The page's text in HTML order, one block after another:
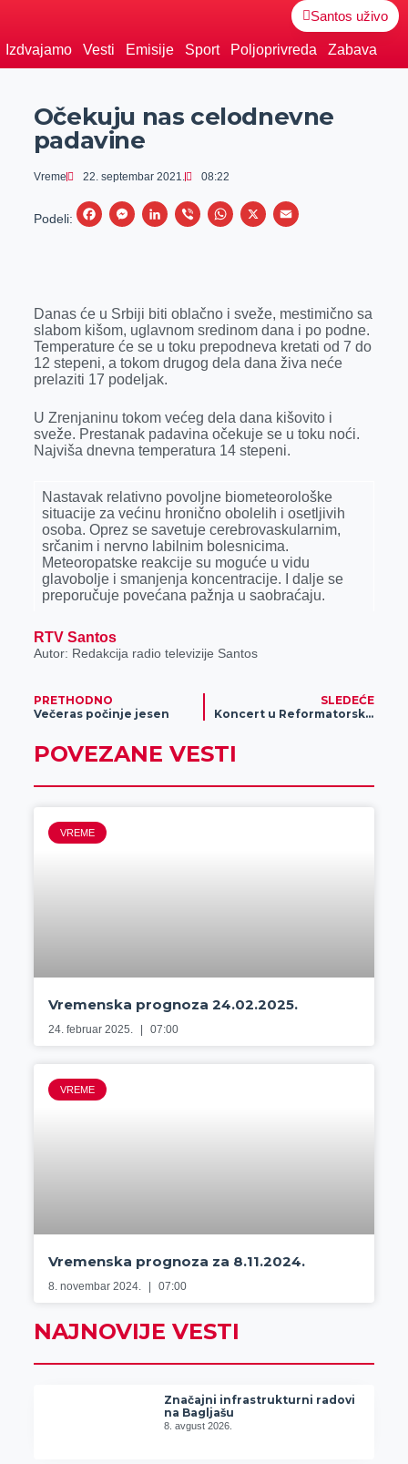
Santos uživo
Izdvajamo Vesti Emisije Sport Poljoprivreda Zabava
Očekuju nas celodnevne
padavine
Vreme 22. septembar 2021. 08:22
Podeli:
F
b
o
o
M
e
n
g
r
L
e
d
I
V
r
W
s
A
p
X
E
l
Danas će u Srbiji biti oblačno i sveže, mestimično sa
slabom kišom, uglavnom sredinom dana i po podne.
Temperature će se u toku prepodneva kretati od 7 do
12 stepeni, a tokom drugog dela dana živa neće
prelaziti 17 podeljak.
U Zrenjaninu tokom većeg dela dana kišovito i
sveže. Prestanak padavina očekuje se u toku noći.
Najviša dnevna temperatura 14 stepeni.
Nastavak relativno povolјne biometeorološke
situacije za većinu hronično obolelih i osetlјivih
osoba. Oprez se savetuje cerebrovaskularnim,
srčanim i nervno labilnim bolesnicima.
Meteoropatske reakcije su moguće u vidu
glavobolјe i smanjenja koncentracije. I dalјe se
preporučuje povećana pažnja u saobraćaju.
RTV Santos
Autor: Redakcija radio televizije Santos
PRETHODNO
Večeras počinje jesen
SLEDEĆE
Koncert u Reformatorskoj crkvi- Prijateljstvo uz muziku
POVEZANE VESTI
VREME
Vremenska prognoza 24.02.2025.
24. februar 2025. 07:00
VREME
Vremenska prognoza za 8.11.2024.
8. novembar 2024. 07:00
NAJNOVIJE VESTI
Značajni infrastrukturni radovi
na Bagljašu
8. avgust 2026.